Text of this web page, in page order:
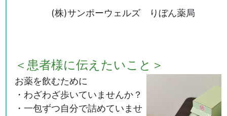
(株)サンポーウェルズ りぼん薬局
＜患者様に伝えたいこと＞
お薬を飲むために
・わざわざ歩いていませんか？
・一包ずつ自分で詰めていませ